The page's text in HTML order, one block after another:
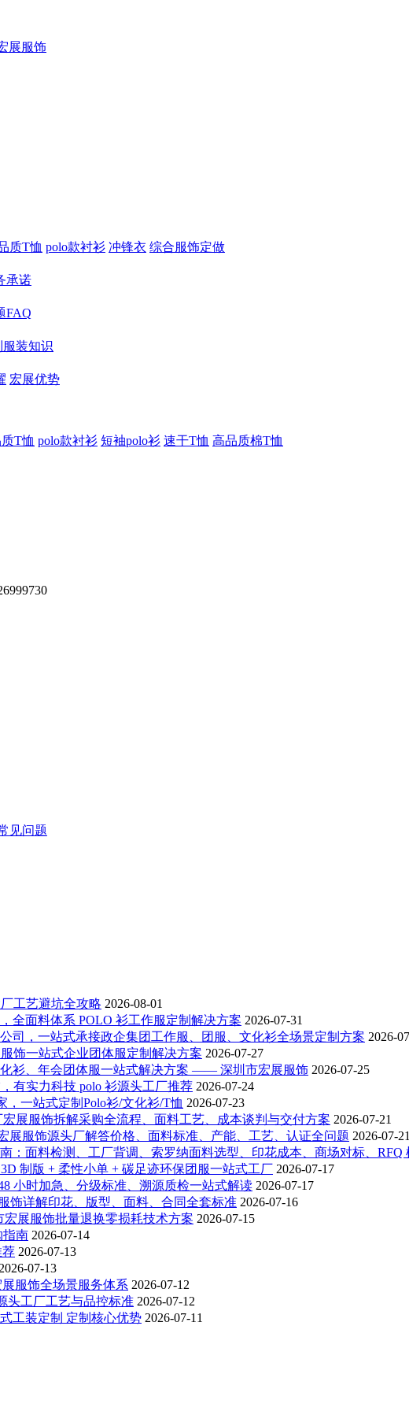
质T恤 polo款衬衫 冲锋衣 综合服饰定做
承诺
FAQ
服装知识
宏展优势
T恤 polo款衬衫 短袖polo衫 速干T恤 高品质棉T恤
见问题
工艺避坑全攻略 2026-08-01
全面料体系 POLO 衫工作服定制解决方案 2026-07-31
司，一站式承接政企集团工作服、团服、文化衫全场景定制方案 2026-
饰一站式企业团体服定制解决方案 2026-07-27
衫、年会团体服一站式解决方案 —— 深圳市宏展服饰 2026-07-25
有实力科技 polo 衫源头工厂推荐 2026-07-24
一站式定制Polo衫/文化衫/T恤 2026-07-23
展服饰拆解采购全流程、面料工艺、成本谈判与交付方案 2026-07-21
展服饰源头厂解答价格、面料标准、产能、工艺、认证全问题 2026-07-
：面料检测、工厂背调、索罗纳面料选型、印花成本、商场对标、RFQ
制版 + 柔性小单 + 碳足迹环保团服一站式工厂 2026-07-17
小时加急、分级标准、溯源质检一站式解读 2026-07-17
饰详解印花、版型、面料、合同全套标准 2026-07-16
展服饰批量退换零损耗技术方案 2026-07-15
指南 2026-07-14
荐 2026-07-13
2026-07-13
服饰全场景服务体系 2026-07-12
头工厂工艺与品控标准 2026-07-12
工装定制 定制核心优势 2026-07-11